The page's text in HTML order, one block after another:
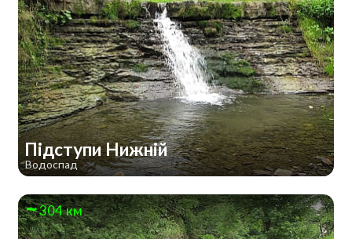
Підступи Нижній
Водоспад
304 км